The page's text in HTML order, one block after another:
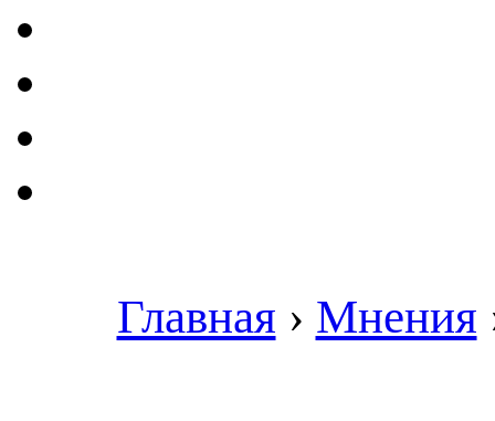
Главная › Мнения